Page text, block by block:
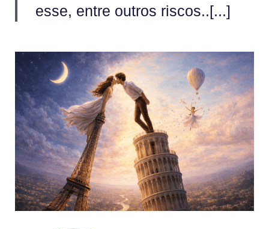
esse, entre outros riscos..[...]